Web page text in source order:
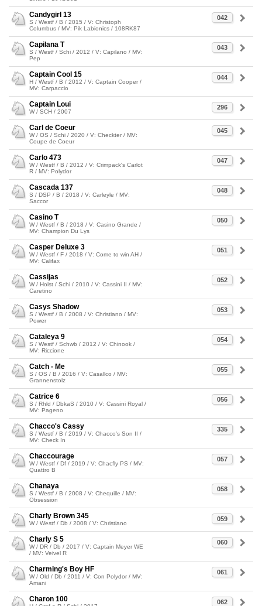
042
Candygirl 13
S / Westf / B / 2015 / V: Christoph
Columbus / MV: Pik Labionics / 108RK87
043
Capilana T
S / Westf / Schi / 2012 / V: Capilano / MV:
Pep
044
Captain Cool 15
H / Westf / B / 2012 / V: Captain Cooper /
MV: Carpaccio
296
Captain Loui
W / SCH / 2007
045
Carl de Coeur
W / OS / Schi / 2020 / V: Checkter / MV:
Coupe de Coeur
047
Carlo 473
W / Westf / B / 2012 / V: Crimpack's Carlot
R / MV: Polydor
048
Cascada 137
S / DSP / B / 2018 / V: Carleyle / MV:
Saccor
050
Casino T
W / Westf / B / 2018 / V: Casino Grande /
MV: Champion Du Lys
051
Casper Deluxe 3
W / Westf / F / 2018 / V: Come to win AH /
MV: Califax
052
Cassijas
W / Holst / Schi / 2010 / V: Cassini II / MV:
Caretino
053
Casys Shadow
S / Westf / B / 2008 / V: Christiano / MV:
Power
054
Cataleya 9
S / Westf / Schwb / 2012 / V: Chinook /
MV: Riccione
055
Catch - Me
S / OS / B / 2016 / V: Casallco / MV:
Grannenstolz
056
Catrice 6
S / Rhld / DbkaS / 2010 / V: Cassini Royal /
MV: Pageno
335
Chacco's Cassy
S / Westf / B / 2019 / V: Chacco's Son II /
MV: Check In
057
Chaccourage
W / Westf / Df / 2019 / V: Chacfly PS / MV:
Quattro B
058
Chanaya
S / Westf / B / 2008 / V: Chequille / MV:
Obsession
059
Charly Brown 345
W / Westf / Db / 2008 / V: Christiano
060
Charly S 5
W / DR / Db / 2017 / V: Captain Meyer WE
/ MV: Veivel R
061
Charming's Boy HF
W / Old / Db / 2011 / V: Con Polydor / MV:
Amani
062
Charon 100